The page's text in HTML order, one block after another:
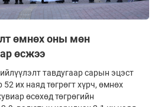
өмнөх оны мөн
өсжээ
тавдугаар сарын эцэст
их наяд төгрөгт хүрч, өмнөх
өсөхөд төгрөгийн